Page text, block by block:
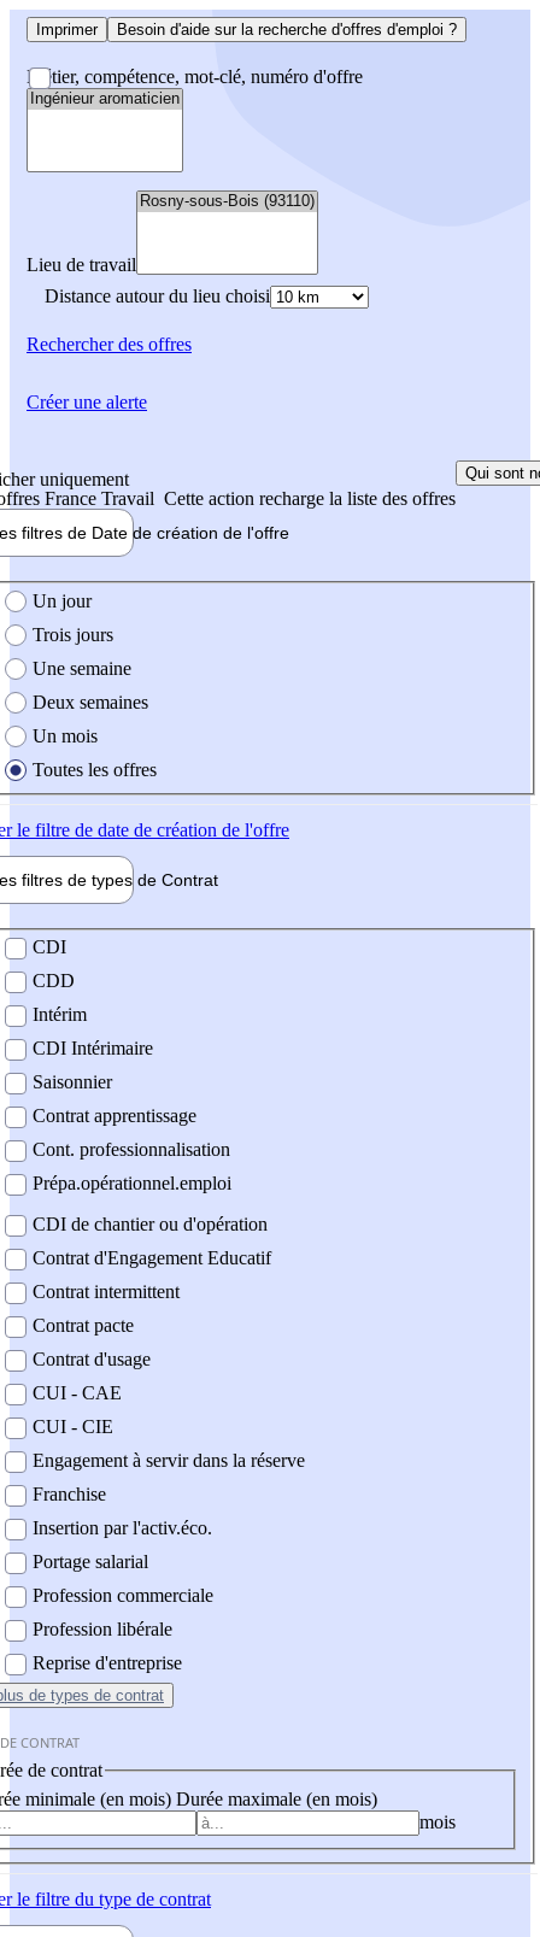
Imprimer Besoin d'aide sur la recherche d'offres d'emploi ?
Métier, compétence, mot-clé, numéro d'offre
Lieu de travail
Distance autour du lieu choisi
Rechercherdes offres
uniquement
France Travail Cette action recharge la liste des offres
Qui sont
filtres de Date de création de l'offre
création de l'offre
Un jour
Trois jours
Une semaine
Deux semaines
Un mois
Toutes les offres
le filtre de date de création de l'offre
filtres de types de Contrat
contrat
CDI
CDD
Intérim
CDI Intérimaire
Saisonnier
Contrat apprentissage
Cont. professionnalisation
Prépa.opérationnel.emploi
CDI de chantier ou d'opération
Contrat d'Engagement Educatif
Contrat intermittent
Contrat pacte
Contrat d'usage
CUI - CAE
CUI - CIE
Engagement à servir dans la réserve
Franchise
Insertion par l'activ.éco.
Portage salarial
Profession commerciale
Profession libérale
Reprise d'entreprise
de types de contrat
CONTRAT
de contrat
minimale (en mois) Durée maximale (en mois)
mois
le filtre du type de contrat
Créer une alerte